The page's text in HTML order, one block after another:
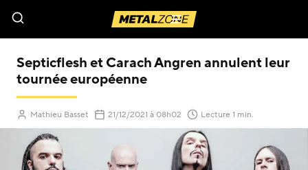
Menu
Septicflesh et Carach Angren annulent leur
tournée européenne
Mathieu Basset 21/12/2021 (Mis à jour le
à 08h02 Lecture 1 min.